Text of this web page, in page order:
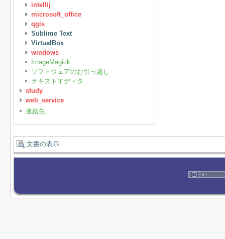
intellij
microsoft_office
qgis
Sublime Text
VirtualBox
windows
ImageMagick
ソフトウェアのお引っ越し
テキストエディタ
study
web_service
連絡先
文書の表示